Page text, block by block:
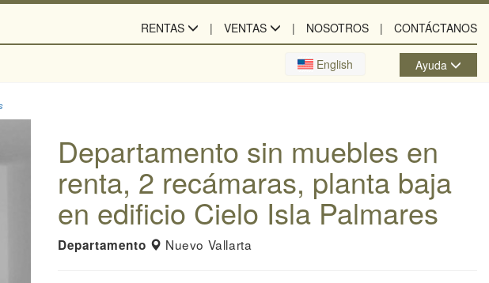
RENTAS VENTAS NOSOTROS CONTÁCTANOS
English Ayuda
Departamento sin muebles en
renta, 2 recámaras, planta baja
en edificio Cielo Isla Palmares
Departamento Nuevo Vallarta